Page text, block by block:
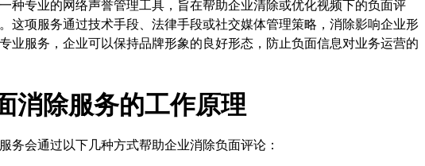
种专业的网络声誉管理工具，旨在帮助企业清除或优化视频下的负面评
这项服务通过技术手段、法律手段或社交媒体管理策略，消除影响企业形
业服务，企业可以保持品牌形象的良好形态，防止负面信息对业务运营的
消除服务的工作原理
务会通过以下几种方式帮助企业消除负面评论：